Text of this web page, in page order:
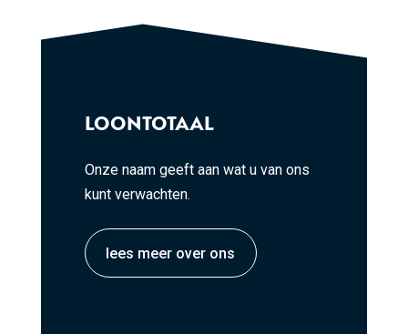
LOONTOTAAL
Onze naam geeft aan wat u van ons
kunt verwachten.
lees meer over ons